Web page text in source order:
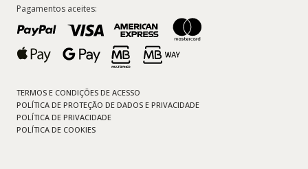
Pagamentos aceites:
TERMOS E CONDIÇÕES DE ACESSO
POLÍTICA DE PROTEÇÃO DE DADOS E PRIVACIDADE
POLÍTICA DE PRIVACIDADE
POLÍTICA DE COOKIES